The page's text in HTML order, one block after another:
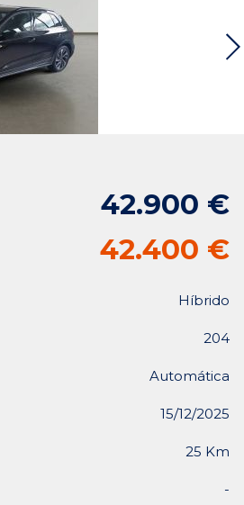
42.900 €
42.400 €
Híbrido
204
Automática
15/12/2025
25 Km
-